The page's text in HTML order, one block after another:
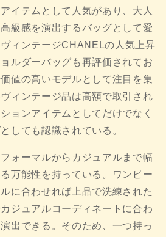
イテムとして人気があり、大人
級感を演出するバッグとして愛
ィンテージCHANELの人気上昇
ルダーバッグも再評価されてお
値の高いモデルとして注目を集
ィンテージ品は高額で取引され
ョンアイテムとしてだけでなく
しても認識されている。
ォーマルからカジュアルまで幅
万能性を持っている。ワンピー
に合わせれば上品で洗練された
ジュアルコーディネートに合わ
出できる。そのため、一つ持っ